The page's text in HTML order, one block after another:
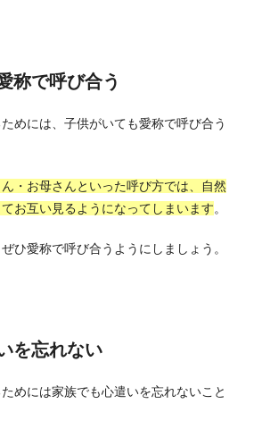
称で呼び合う
めには、子供がいても愛称で呼び合う
・お母さんといった呼び方では、自然
お互い見るようになってしまいます。
ひ愛称で呼び合うようにしましょう。
を忘れない
めには家族でも心遣いを忘れないこと